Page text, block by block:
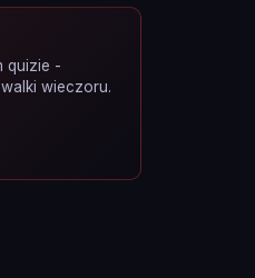
quizie -
wieczoru.